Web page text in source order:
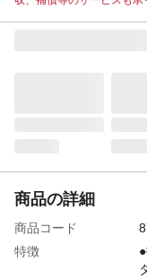
商品の詳細
商品コード
特徴